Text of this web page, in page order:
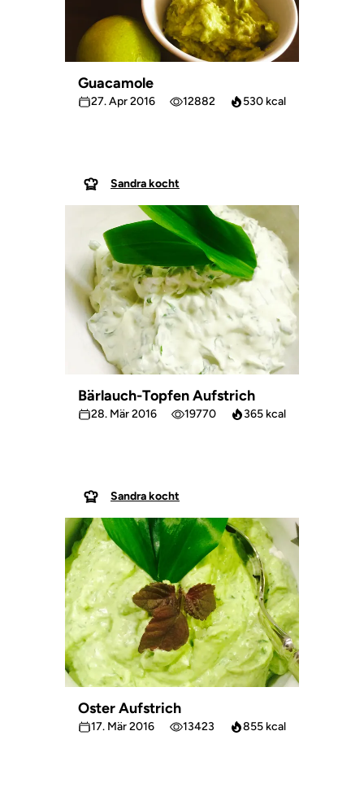
Guacamole
27. Apr 2016 12882 530 kcal
Sandra kocht
Bärlauch-Topfen Aufstrich
28. Mär 2016 19770 365 kcal
Sandra kocht
Oster Aufstrich
17. Mär 2016 13423 855 kcal